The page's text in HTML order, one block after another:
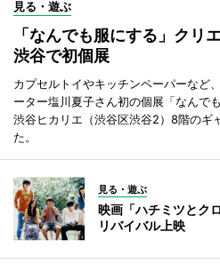
見る・遊ぶ
「なんでも服にする」クリ
渋谷で初個展
カプセルトイやキッチンペーパーなど
ーター塩川夏子さん初の個展「なんで
渋谷ヒカリエ（渋谷区渋谷2）8階のギ
た。
見る・遊ぶ
映画「ハチミツとク
リバイバル上映